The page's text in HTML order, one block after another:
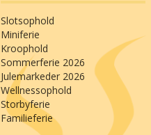
Slotsophold
Miniferie
Kroophold
Sommerferie 2026
Julemarkeder 2026
Wellnessophold
Storbyferie
Familieferie